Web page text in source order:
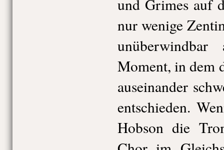
und Grimes auf
nur wenige
Moment, in dem
auseinander
entschieden.
Hobson die